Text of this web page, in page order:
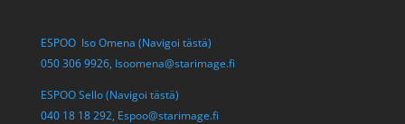
ESPOO Iso Omena (Navigoi tästä)
050 306 9926, Isoomena@starimage.fi
ESPOO Sello (Navigoi tästä)
040 18 18 292, Espoo@starimage.fi